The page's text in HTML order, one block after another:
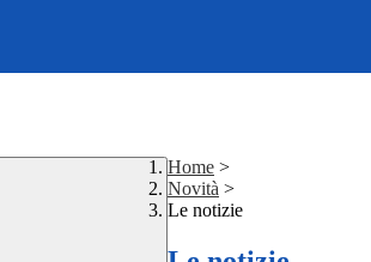
Home >
Novità >
Le notizie